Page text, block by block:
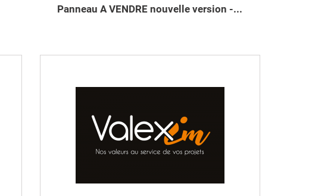
Panneau A VENDRE nouvelle version -...